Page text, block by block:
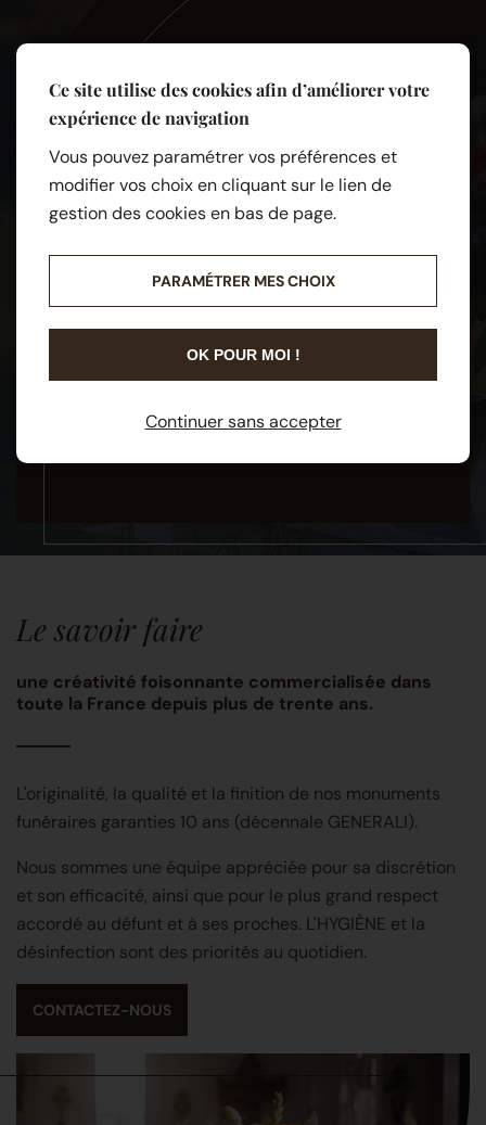
NOS SERVICES
Nous sommes spécialisés dans la
marbrerie et les pompes funèbres
sur les régions de l’Occitanie
(Hautes-Pyrénées (65) et Gers
(32)) et de la Nouvelle-Aquitaine
(Pyrénées-Atlantiques (64)), sans
limitation de déplacement.
Vous pourrez découvrir dans notre
site l'ensemble de nos services.
Le savoir faire
une créativité foisonnante commercialisée dans
toute la France depuis plus de trente ans.
L'originalité, la qualité et la finition de nos monuments
funéraires garanties 10 ans (décennale GENERALI).
Nous sommes une équipe appréciée pour sa discrétion
et son efficacité, ainsi que pour le plus grand respect
accordé au défunt et à ses proches. L'HYGIÈNE et la
désinfection sont des priorités au quotidien.
CONTACTEZ-NOUS
Ce site utilise des cookies afin d’améliorer votre
expérience de navigation
Vous pouvez paramétrer vos préférences et
modifier vos choix en cliquant sur le lien de
gestion des cookies en bas de page.
PARAMÉTRER MES CHOIX
OK POUR MOI !
Continuer sans accepter